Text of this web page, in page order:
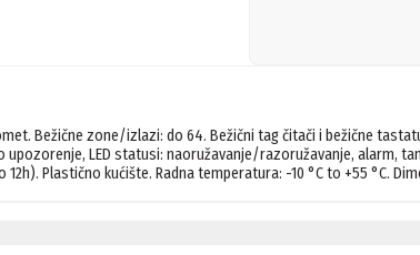
Bežične zone/izlazi: do 64. Bežični tag čitači i bežične
upozorenje, LED statusi: naoružavanje/razoružavanje, alarm,